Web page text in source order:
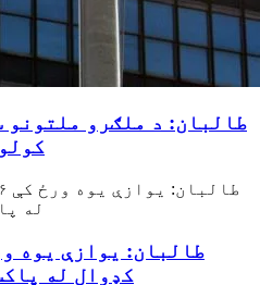
طالبان: د ملګرو ملتونو
کډوال له